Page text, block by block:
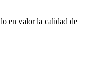
en valor la calidad de